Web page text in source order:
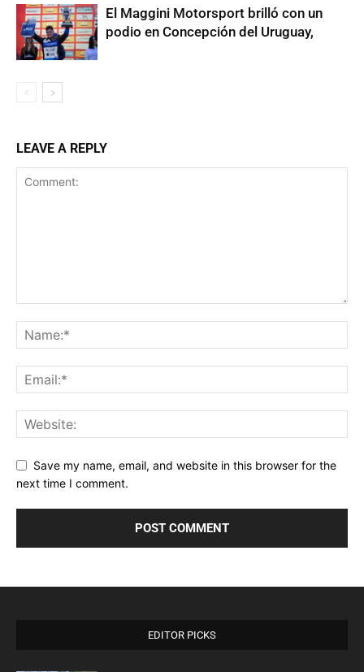
El Maggini Motorsport brilló con un
podio en Concepción del Uruguay,
LEAVE A REPLY
Save my name, email, and website in this browser for the
next time I comment.
EDITOR PICKS